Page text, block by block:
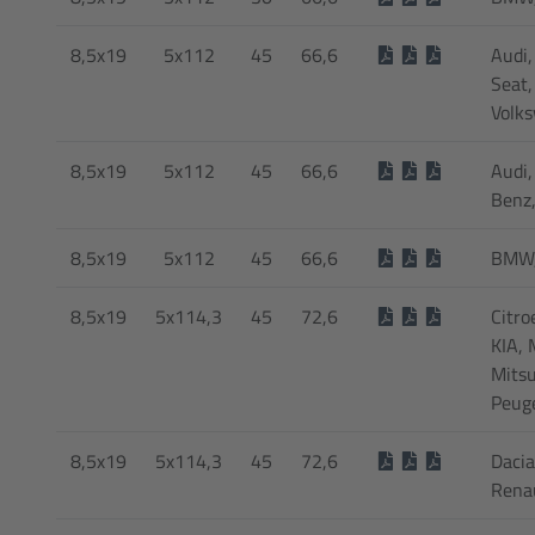
8,5x19 5x112 45 66,6
8,5x19 5x112 45 66,6
8,5x19 5x112 45 66,6
8,5x19 5x114,3 45 72,6
KIA,
8,5x19 5x114,3 45 72,6